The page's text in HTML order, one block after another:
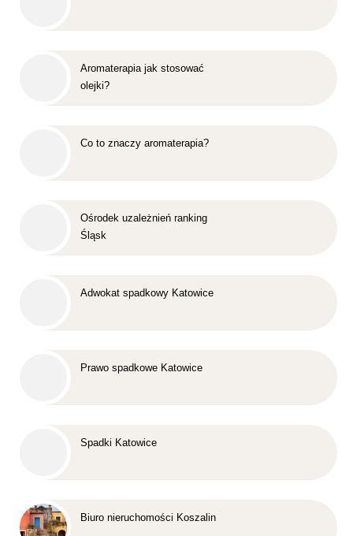
Aromaterapia jak stosować
olejki?
Co to znaczy aromaterapia?
Ośrodek uzależnień ranking
Śląsk
Adwokat spadkowy Katowice
Prawo spadkowe Katowice
Spadki Katowice
Biuro nieruchomości Koszalin